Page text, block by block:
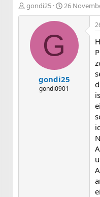
E
r
gondi25
E
r
s
t
a
m
26
G
gondi25
gondi0901